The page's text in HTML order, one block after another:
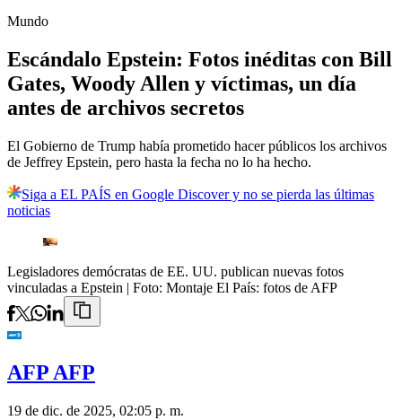
Mundo
Escándalo Epstein: Fotos inéditas con Bill
Gates, Woody Allen y víctimas, un día
antes de archivos secretos
El Gobierno de Trump había prometido hacer públicos los archivos
de Jeffrey Epstein, pero hasta la fecha no lo ha hecho.
Siga a EL PAÍS en Google Discover y no se pierda las últimas
noticias
Legisladores demócratas de EE. UU. publican nuevas fotos
vinculadas a Epstein | Foto: Montaje El País: fotos de AFP
AFP AFP
19 de dic. de 2025, 02:05 p. m.